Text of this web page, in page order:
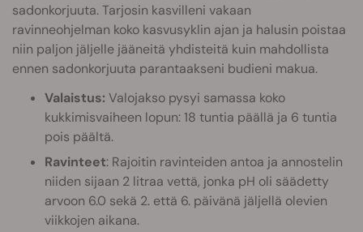
sadonkorjuuta. Tarjosin kasvilleni vakaan
ravinneohjelman koko kasvusyklin ajan ja halusin poistaa
niin paljon jäljelle jääneitä yhdisteitä kuin mahdollista
ennen sadonkorjuuta parantaakseni budieni makua.
Valaistus: Valojakso pysyi samassa koko
kukkimisvaiheen lopun: 18 tuntia päällä ja 6 tuntia
pois päältä.
Ravinteet: Rajoitin ravinteiden antoa ja annostelin
niiden sijaan 2 litraa vettä, jonka pH oli säädetty
arvoon 6.0 sekä 2. että 6. päivänä jäljellä olevien
viikkojen aikana.